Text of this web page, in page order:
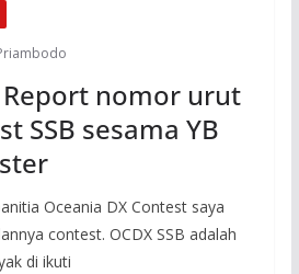
nomor urut
SSB sesama YB
Oceania DX Contest saya
contest. OCDX SSB adalah
di ikuti